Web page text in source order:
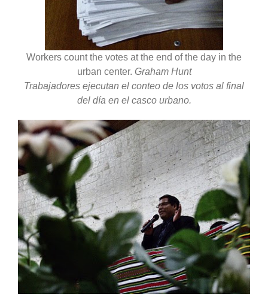
Workers count the votes at the end of the day in the
urban center. Graham Hunt
Trabajadores ejecutan el conteo de los votos al final
del día en el casco urbano.